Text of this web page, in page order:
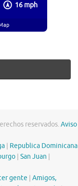
16 mph
reservados.Aviso
Republica Dominicana
San Juan
gente
Amigos,